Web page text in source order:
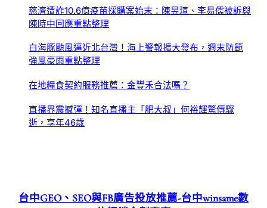
慈濟遭詐10.6億疫苗採購案始末：陳昱瑄、李易儒被訴與
陳時中回應重點整理
白海豚颱風逼近北台灣！海上警報擴大發布，週末防範
強風豪雨重點整理
在地糧食契約服務推薦：金豐禾合法嗎？
直播界震撼彈！知名直播主「肥大叔」何裕輝驚傳驟
逝，享年46歲
台中GEO、SEO與FB廣告投放推薦-台中winsame數